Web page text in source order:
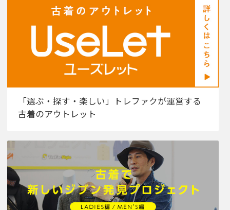
「選ぶ・探す・楽しい」トレファクが運営する
古着のアウトレット